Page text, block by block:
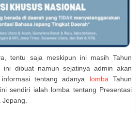
tentu saja meskipun ini masih Tahun
ini dibuat namun sejatinya admin akan
tentang adanya lomba Tahun
sendiri ialah lomba tentang Presentasi